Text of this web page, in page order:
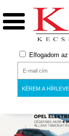
Elfogadom az